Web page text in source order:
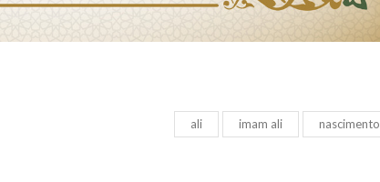
ali imam ali nascimento